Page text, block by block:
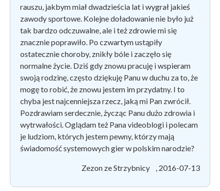
rauszu, jakbym miał dwadzieścia lat i wygrał jakieś
zawody sportowe. Kolejne doładowanie nie było już
tak bardzo odczuwalne, ale i też zdrowie mi się
znacznie poprawiło. Po czwartym ustąpiły
ostatecznie choroby, znikły bóle i zaczęło się
normalne życie. Dziś gdy znowu pracuję i wspieram
swoją rodzinę, często dziękuję Panu w duchu za to, że
mogę to robić, że znowu jestem im przydatny. I to
chyba jest najcenniejsza rzecz, jaką mi Pan zwrócił.
Pozdrawiam serdecznie, życząc Panu dużo zdrowia i
wytrwałości. Oglądam też Pana videoblogi i polecam
je ludziom, których jestem pewny, którzy mają
świadomość systemowych gier w polskim narodzie?
Zezon ze Strzybnicy , 2016-07-13